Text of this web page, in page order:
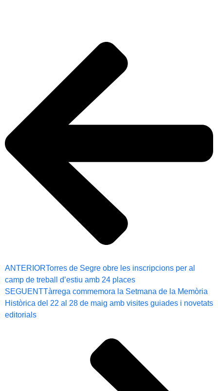
ANTERIORTorres de Segre obre les inscripcions per al
camp de treball d’estiu amb 24 places
SEGUENTTàrrega commemora la Setmana de la Memòria
Històrica del 22 al 28 de maig amb visites guiades i novetats
editorials